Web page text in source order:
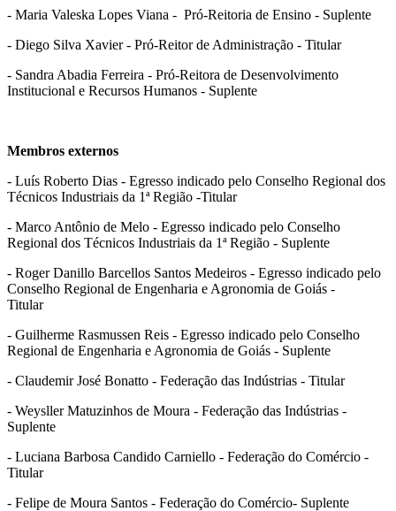
- Maria Valeska Lopes Viana - Pró-Reitoria de Ensino - Suplente
- Diego Silva Xavier - Pró-Reitor de Administração - Titular
- Sandra Abadia Ferreira - Pró-Reitora de Desenvolvimento
Institucional e Recursos Humanos - Suplente
Membros externos
- Luís Roberto Dias - Egresso indicado pelo Conselho Regional dos
Técnicos Industriais da 1ª Região -Titular
- Marco Antônio de Melo - Egresso indicado pelo Conselho
Regional dos Técnicos Industriais da 1ª Região - Suplente
- Roger Danillo Barcellos Santos Medeiros - Egresso indicado pelo
Conselho Regional de Engenharia e Agronomia de Goiás -
Titular
- Guilherme Rasmussen Reis - Egresso indicado pelo Conselho
Regional de Engenharia e Agronomia de Goiás - Suplente
- Claudemir José Bonatto - Federação das Indústrias - Titular
- Weysller Matuzinhos de Moura - Federação das Indústrias -
Suplente
- Luciana Barbosa Candido Carniello - Federação do Comércio -
Titular
- Felipe de Moura Santos - Federação do Comércio- Suplente